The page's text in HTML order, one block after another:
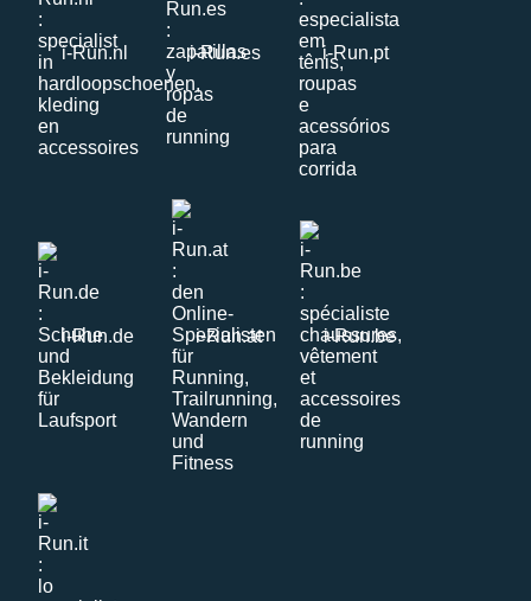
i-Run.nl i-Run.es i-Run.pt
i-Run.de i-Run.at i-Run.be